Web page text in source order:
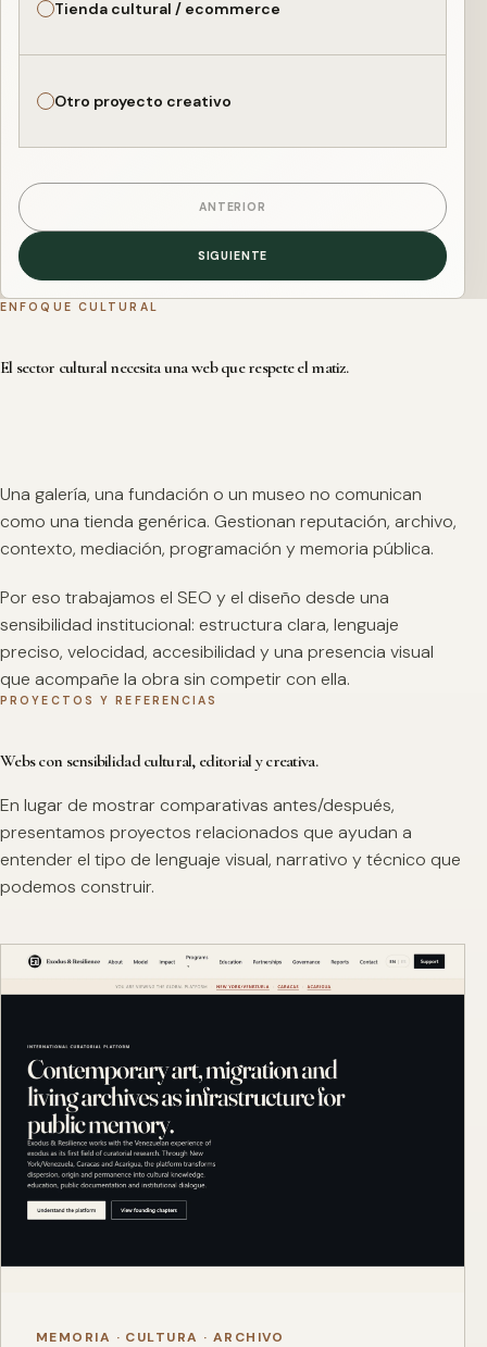
Tienda cultural / ecommerce
Otro proyecto creativo
ANTERIOR
SIGUIENTE
ENFOQUE CULTURAL
El sector cultural necesita una web que respete el matiz.
Una galería, una fundación o un museo no comunican
como una tienda genérica. Gestionan reputación, archivo,
contexto, mediación, programación y memoria pública.
Por eso trabajamos el SEO y el diseño desde una
sensibilidad institucional: estructura clara, lenguaje
preciso, velocidad, accesibilidad y una presencia visual
que acompañe la obra sin competir con ella.
PROYECTOS Y REFERENCIAS
Webs con sensibilidad cultural, editorial y creativa.
En lugar de mostrar comparativas antes/después,
presentamos proyectos relacionados que ayudan a
entender el tipo de lenguaje visual, narrativo y técnico que
podemos construir.
MEMORIA · CULTURA · ARCHIVO